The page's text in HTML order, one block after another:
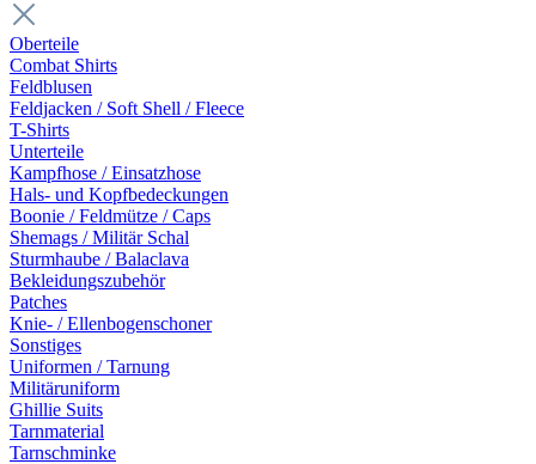
Oberteile
Combat Shirts
Feldblusen
Feldjacken / Soft Shell / Fleece
T-Shirts
Unterteile
Kampfhose / Einsatzhose
Hals- und Kopfbedeckungen
Boonie / Feldmütze / Caps
Shemags / Militär Schal
Sturmhaube / Balaclava
Bekleidungszubehör
Patches
Knie- / Ellenbogenschoner
Sonstiges
Uniformen / Tarnung
Militäruniform
Ghillie Suits
Tarnmaterial
Tarnschminke